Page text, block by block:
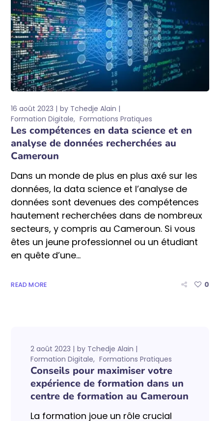
16 août 2023 by Tchedje Alain
Formation Digitale Formations Pratiques
Les compétences en data science et en
analyse de données recherchées au
Cameroun
Dans un monde de plus en plus axé sur les
données, la data science et l’analyse de
données sont devenues des compétences
hautement recherchées dans de nombreux
secteurs, y compris au Cameroun. Si vous
êtes un jeune professionnel ou un étudiant
en quête d’une...
READ MORE 0
2 août 2023 by Tchedje Alain
Formation Digitale Formations Pratiques
Conseils pour maximiser votre
expérience de formation dans un
centre de formation au Cameroun
La formation joue un rôle crucial